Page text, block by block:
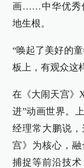
画……中华优秀
地生根。
“唤起了美好的
板上，有观众这
在《大闹天宫》
进”动画世界。
经理常大鹏说
宫》为核心，
捕捉等前沿技